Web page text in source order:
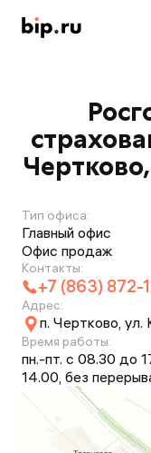
Тип офиса:
Главный офис
Офис продаж
Контакты:
+7 (863) 872-
Адрес:
п. Чертково, ул.
Время работы:
пн.-пт. с 08.30 до
14.00, без